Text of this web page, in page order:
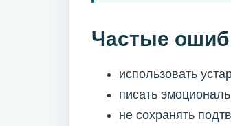
Частые
использовать
писать
не сохранять